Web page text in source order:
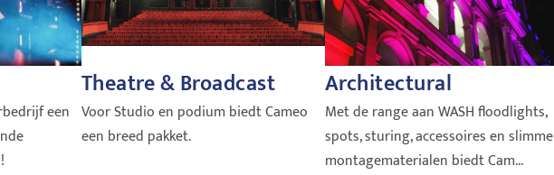
een
Theatre & Broadcast
Voor Studio en podium biedt Cameo
een breed pakket.
Architectural
Met de range aan WASH floodlights,
spots, sturing, accessoires en slimme
montagematerialen biedt Cam...